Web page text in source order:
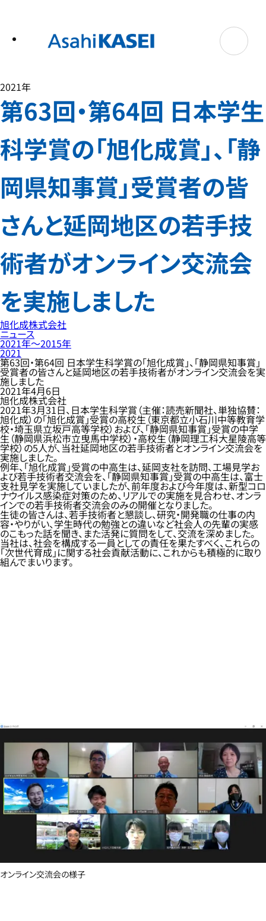
2021年
第63回・第64回 日本学生
科学賞の「旭化成賞」、「静
岡県知事賞」受賞者の皆
さんと延岡地区の若手技
術者がオンライン交流会
を実施しました
旭化成株式会社
ニュース
2021年〜2015年
2021
第63回・第64回 日本学生科学賞の「旭化成賞」、「静岡県知事賞」
受賞者の皆さんと延岡地区の若手技術者がオンライン交流会を実
施しました
2021年4月6日
旭化成株式会社
2021年3月31日、日本学生科学賞（主催：読売新聞社、単独協賛：
旭化成）の「旭化成賞」受賞の高校生（東京都立小石川中等教育学
校・埼玉県立坂戸高等学校）および、「静岡県知事賞」受賞の中学
生（静岡県浜松市立曳馬中学校）・高校生（静岡理工科大星陵高等
学校）の5人が、当社延岡地区の若手技術者とオンライン交流会を
実施しました。
例年、「旭化成賞」受賞の中高生は、延岡支社を訪問、工場見学お
よび若手技術者交流会を、「静岡県知事賞」受賞の中高生は、富士
支社見学を実施していましたが、前年度および今年度は、新型コロ
ナウイルス感染症対策のため、リアルでの実施を見合わせ、オンラ
インでの若手技術者交流会のみの開催となりました。
生徒の皆さんは、若手技術者と懇談し、研究・開発職の仕事の内
容・やりがい、学生時代の勉強との違いなど社会人の先輩の実感
のこもった話を聞き、また活発に質問をして、交流を深めました。
当社は、社会を構成する一員としての責任を果たすべく、これらの
「次世代育成」に関する社会貢献活動に、これからも積極的に取り
組んでまいります。
オンライン交流会の様子